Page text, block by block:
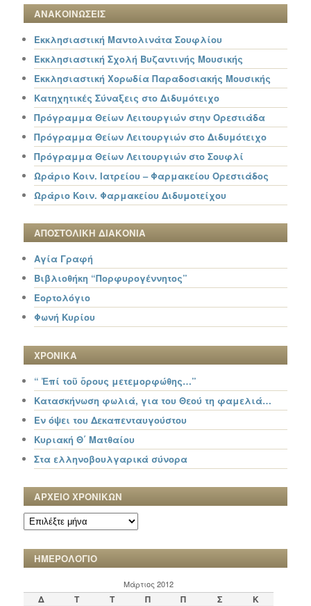
ΑΝΑΚΟΙΝΩΣΕΙΣ
Εκκλησιαστική Μαντολινάτα Σουφλίου
Εκκλησιαστική Σχολή Βυζαντινής Μουσικής
Εκκλησιαστική Χορωδία Παραδοσιακής Μουσικής
Κατηχητικές Σύναξεις στο Διδυμότειχο
Πρόγραμμα Θείων Λειτουργιών στην Ορεστιάδα
Πρόγραμμα Θείων Λειτουργιών στο Διδυμότειχο
Πρόγραμμα Θείων Λειτουργιών στο Σουφλί
Ωράριο Κοιν. Ιατρείου – Φαρμακείου Ορεστιάδος
Ωράριο Κοιν. Φαρμακείου Διδυμοτείχου
ΑΠΟΣΤΟΛΙΚΗ ΔΙΑΚΟΝΙΑ
Αγία Γραφή
Βιβλιοθήκη “Πορφυρογέννητος”
Εορτολόγιο
Φωνή Κυρίου
ΧΡΟΝΙΚΑ
“ Ἐπί τοῦ ὄρους μετεμορφώθης…”
Κατασκήνωση φωλιά, για του Θεού τη φαμελιά…
Εν όψει του Δεκαπενταυγούστου
Κυριακή Θ΄ Ματθαίου
Στα ελληνοβουλγαρικά σύνορα
ΑΡΧΕΙΟ ΧΡΟΝΙΚΩΝ
ΑΡΧΕΙΟ
ΧΡΟΝΙΚΩΝ
ΗΜΕΡΟΛΟΓΙΟ
Μάρτιος 2012
Δ Τ Τ Π Π Σ
Κ